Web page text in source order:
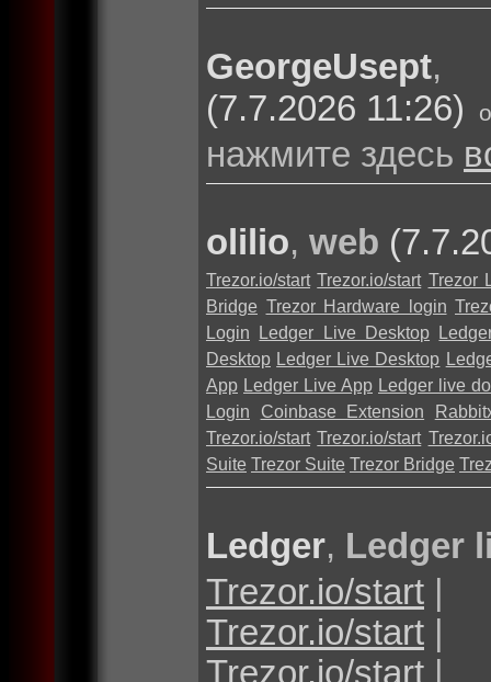
GeorgeUsept
(7.7.2026 11:26)
нажмите здесь
olilio, web
Trezor.io/start Trezor.io/start Trezor
Bridge Trezor Hardware login
Login
Ledger Live Desktop
Desktop Ledger Live Desktop
App Ledger Live App Ledger live
Login
Coinbase Extension
Trezor.io/start Trezor.io/start
Suite Trezor Suite Trezor Bridge
Ledger, Ledger
Trezor.io/start |
Trezor.io/start |
Trezor.io/start |